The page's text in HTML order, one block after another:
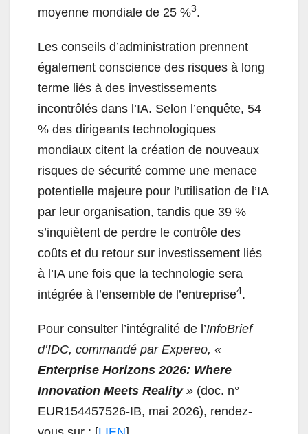
moyenne mondiale de 25 %3.
Les conseils d’administration prennent
également conscience des risques à long
terme liés à des investissements
incontrôlés dans l’IA. Selon l’enquête, 54
% des dirigeants technologiques
mondiaux citent la création de nouveaux
risques de sécurité comme une menace
potentielle majeure pour l’utilisation de l’IA
par leur organisation, tandis que 39 %
s’inquiètent de perdre le contrôle des
coûts et du retour sur investissement liés
à l’IA une fois que la technologie sera
intégrée à l’ensemble de l’entreprise4.
Pour consulter l’intégralité de l’InfoBrief
d’IDC, commandé par Expereo, «
Enterprise Horizons 2026: Where
Innovation Meets Reality » (doc. n°
EUR154457526-IB, mai 2026), rendez-